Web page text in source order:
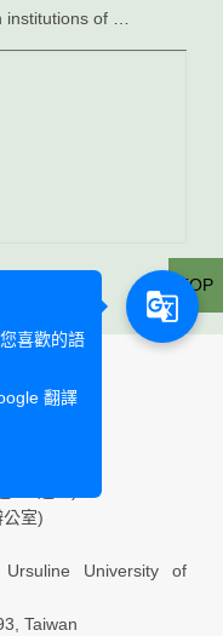
~週五)
室)
University of
Taiwan
TOP
喜歡的語
翻譯
g_translate